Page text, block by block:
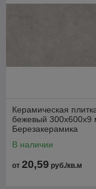
Керамическая
бежевый 300х600x9
Березакерамика
В наличии
от 20,59 руб./кв.м